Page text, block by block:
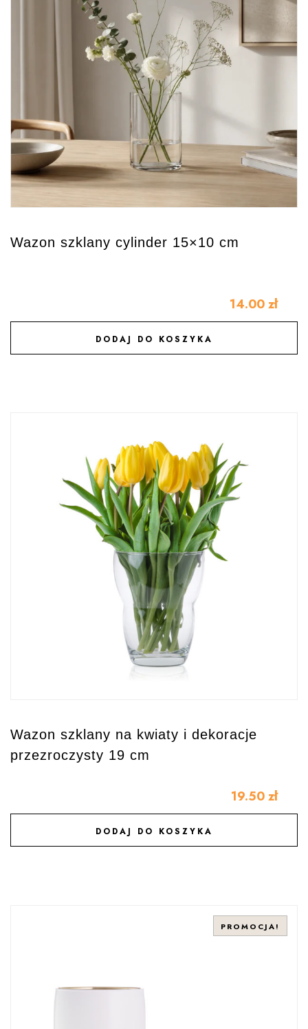
Wazon szklany cylinder 15×10 cm
14.00 zł
DODAJ DO KOSZYKA
DODAJ DO ULUBIONYCH
Wazon szklany na kwiaty i dekoracje
przezroczysty 19 cm
19.50 zł
DODAJ DO KOSZYKA
DODAJ DO ULUBIONYCH
PROMOCJA!